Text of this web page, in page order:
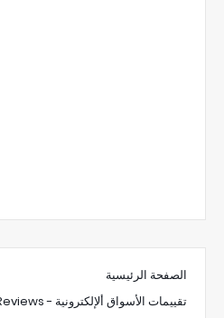
الصفحة الرئيسية
تقييمات الأسواق ألإلكترونية - E-markets Reviews